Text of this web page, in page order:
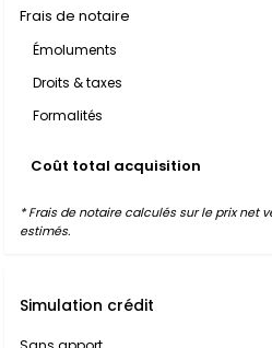
Frais de notaire
Émoluments
Droits & taxes
Formalités
Coût total acquisition
* Frais de notaire calculés sur le prix net
estimés.
Simulation crédit